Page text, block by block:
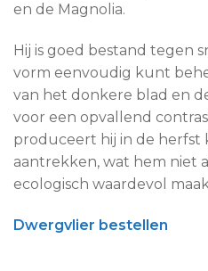
en de Magnolia.
Hij is goed bestand tegen
vorm eenvoudig kunt
van het donkere blad en
voor een opvallend
produceert hij in de herfst
aantrekken, wat hem niet
ecologisch waardevol
Dwergvlier bestellen